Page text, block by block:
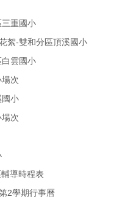
重國小
絮-雙和分區頂溪國小
雲國小
次
國小
次
導時程表
2學期行事曆